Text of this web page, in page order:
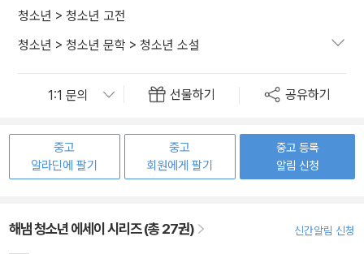
청소년 > 청소년 고전
청소년 > 청소년 문학 > 청소년 소설
선물하기 공유하기
중고
알라딘에 팔기
중고
회원에게 팔기
중고 등록
알림 신청
해냄 청소년 에세이 시리즈 (총 27권) 신간알림 신청